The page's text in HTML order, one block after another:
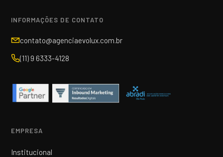
INFORMAÇÕES DE CONTATO
contato@agenciaevolux.com.br
(11) 9 6333-4128
EMPRESA
Institucional